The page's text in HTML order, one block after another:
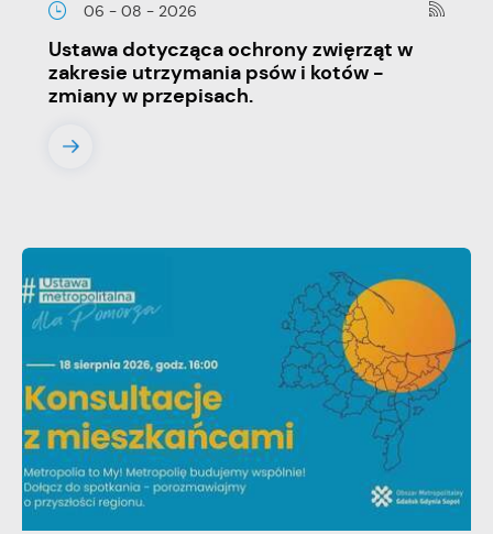
06 - 08 - 2026
Ustawa dotycząca ochrony zwięrząt w
zakresie utrzymania psów i kotów -
zmiany w przepisach.